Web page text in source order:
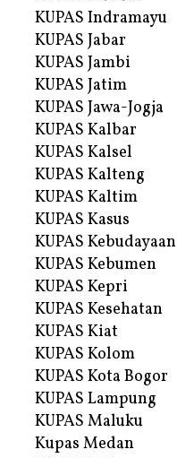
KUPAS Indramayu
KUPAS Jabar
KUPAS Jambi
KUPAS Jatim
KUPAS Jawa-Jogja
KUPAS Kalbar
KUPAS Kalsel
KUPAS Kalteng
KUPAS Kaltim
KUPAS Kasus
KUPAS Kebudayaan
KUPAS Kebumen
KUPAS Kepri
KUPAS Kesehatan
KUPAS Kiat
KUPAS Kolom
KUPAS Kota Bogor
KUPAS Lampung
KUPAS Maluku
Kupas Medan